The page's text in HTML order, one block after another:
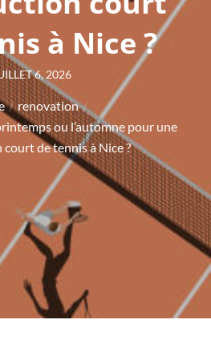
à Nice ?
6, 2026
renovation
ou l’automne pour une
de tennis à Nice ?